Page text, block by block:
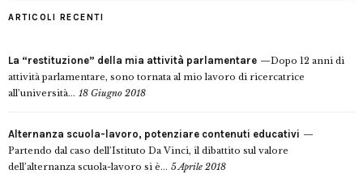
ARTICOLI RECENTI
La “restituzione” della mia attività parlamentare
Dopo 12 anni di
attività parlamentare, sono tornata al mio lavoro di ricercatrice
all’università... 18 Giugno 2018
Alternanza scuola-lavoro, potenziare contenuti educativi
Partendo dal caso dell’Istituto Da Vinci, il dibattito sul valore
dell’alternanza scuola-lavoro si è... 5 Aprile 2018